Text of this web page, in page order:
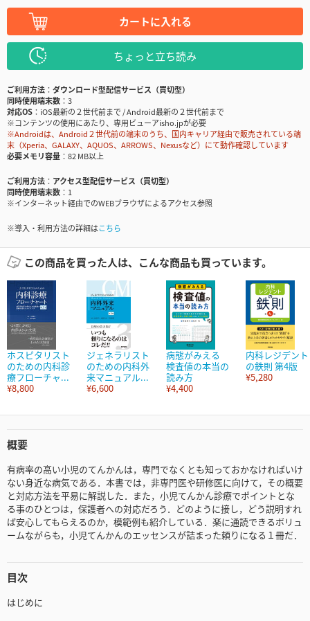
カートに入れる
ちょっと立ち読み
ご利用方法
ダウンロード型配信サービス（買切型）
同時使用端末数
3
対応OS
iOS最新の２世代前まで / Android最新の２世代前まで
※コンテンツの使用にあたり、専用ビューアisho.jpが必要
※Androidは、Android２世代前の端末のうち、国内キャリア経由で販売されている端
末（Xperia、GALAXY、AQUOS、ARROWS、Nexusなど）にて動作確認しています
必要メモリ容量
82 MB以上
ご利用方法
アクセス型配信サービス（買切型）
同時使用端末数
1
※インターネット経由でのWEBブラウザによるアクセス参照
※導入・利用方法の詳細はこちら
この商品を買った人は、こんな商品も買っています。
ホスピタリスト
のための内科診
療フローチャ...
¥8,800
ジェネラリスト
のための内科外
来マニュアル...
¥6,600
病態がみえる
検査値の本当の
読み方
¥4,400
内科レジデント
の鉄則 第4版
¥5,280
概要
有病率の高い小児のてんかんは，専門でなくとも知っておかなければいけ
ない身近な病気である．本書では，非専門医や研修医に向けて，その概要
と対応方法を平易に解説した．また，小児てんかん診療でポイントとな
る事のひとつは，保護者への対応だろう．どのように接し，どう説明すれ
ば安心してもらえるのか，模範例も紹介している．楽に通読できるボリュ
ームながらも，小児てんかんのエッセンスが詰まった頼りになる１冊だ．
目次
はじめに